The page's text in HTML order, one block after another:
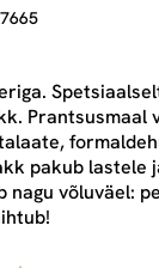
Prantsusmaal
pakub lastele
nagu võluväel: